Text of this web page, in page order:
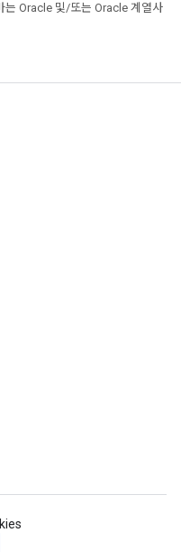
는 Oracle 및/또는 Oracle 계열사